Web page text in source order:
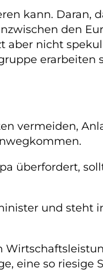
kann. Daran,
den
aber nicht
erarbeiten
vermeiden,
überfordert,
und steht
eine so riesige